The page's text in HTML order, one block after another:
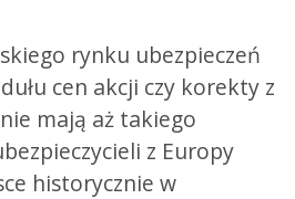
rynku ubezpieczeń
cen akcji czy korekty z
mają aż takiego
z Europy
historycznie w